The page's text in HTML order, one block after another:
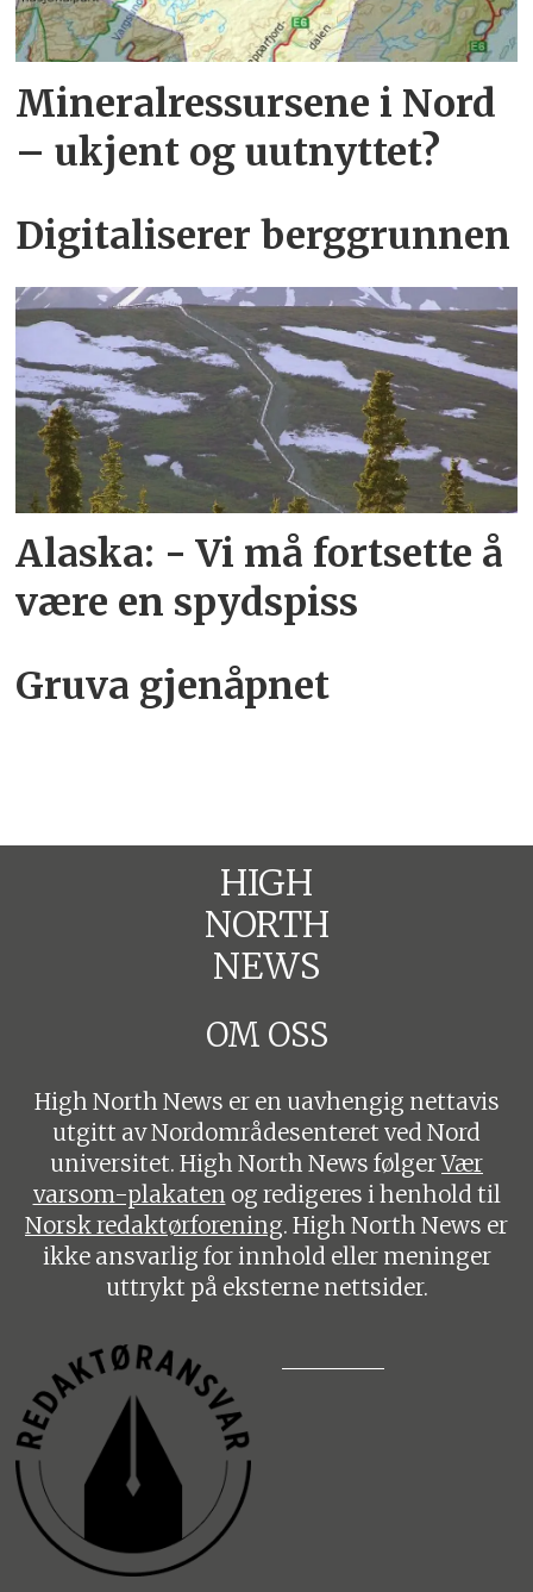
Mineralressursene i Nord
– ukjent og uutnyttet?
Digitaliserer berggrunnen
Alaska: - Vi må fortsette å
være en spydspiss
Gruva gjenåpnet
HIGH
NORTH
NEWS
OM OSS
High North News er en uavhengig nettavis
utgitt av Nordområdesenteret ved Nord
universitet. High North News følgerVær
varsom-plakaten og redigeres i henhold til
Norsk redaktørforening. High North News er
ikke ansvarlig for innhold eller meninger
uttrykt på eksterne nettsider.